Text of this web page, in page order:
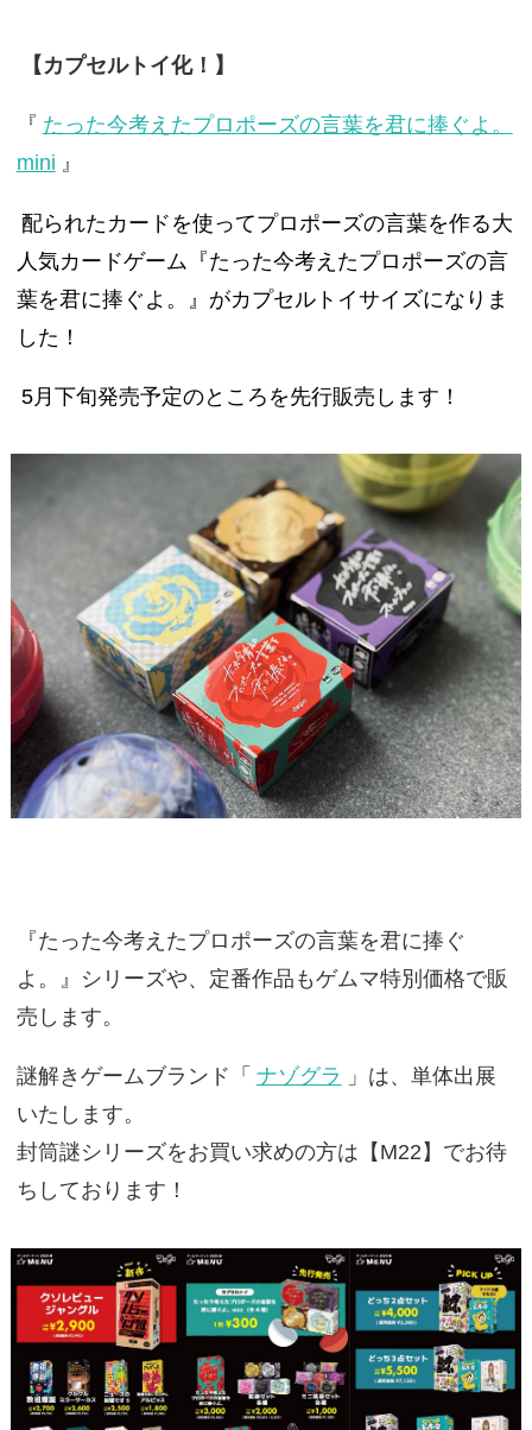
【カプセルトイ化！】
『 たった今考えたプロポーズの言葉を君に捧ぐよ。
mini 』
配られたカードを使ってプロポーズの言葉を作る大
人気カードゲーム『たった今考えたプロポーズの言
葉を君に捧ぐよ。』がカプセルトイサイズになりま
した！
5月下旬発売予定のところを先行販売します！
『たった今考えたプロポーズの言葉を君に捧ぐ
よ。』シリーズや、定番作品もゲムマ特別価格で販
売します。
謎解きゲームブランド「 ナゾグラ
」は、単体出展
いたします。
封筒謎シリーズをお買い求めの方は【M22】でお待
ちしております！